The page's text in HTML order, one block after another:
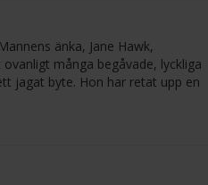
änka, Jane Hawk,
många begåvade, lyckliga
jagat byte. Hon har retat upp en